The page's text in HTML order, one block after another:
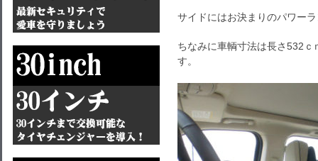
サイドにはお決まりのパワー
ちなみに車輌寸法は長さ532
す。